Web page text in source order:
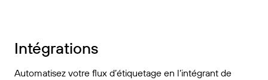
Intégrations
Automatisez votre flux d’étiquetage en l’intégrant de